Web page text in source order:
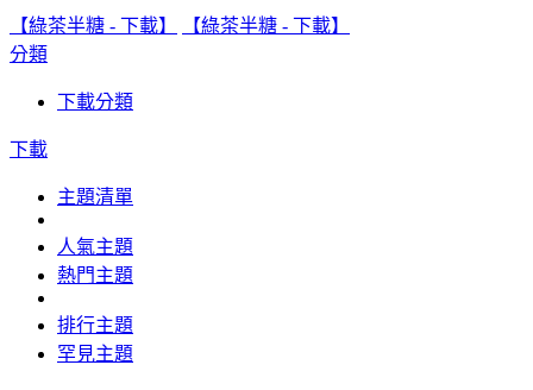
【綠茶半糖 - 下載】
【綠茶半糖 - 下載】
分類
下載分類
下載
主題清單
人氣主題
熱門主題
排行主題
罕見主題